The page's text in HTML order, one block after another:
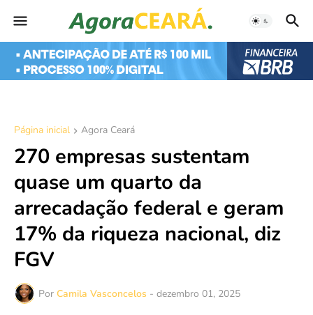
Página inicial Agora Ceará
270 empresas sustentam
quase um quarto da
arrecadação federal e geram
17% da riqueza nacional, diz
FGV
Por Camila Vasconcelos - dezembro 01, 2025